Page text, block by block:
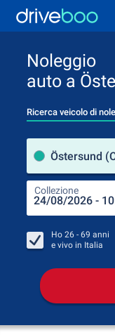
Noleggio
auto a
Ricerca veicolo di
Östersund
Collezione
Ho 26 - 69 anni
e vivo in Italia